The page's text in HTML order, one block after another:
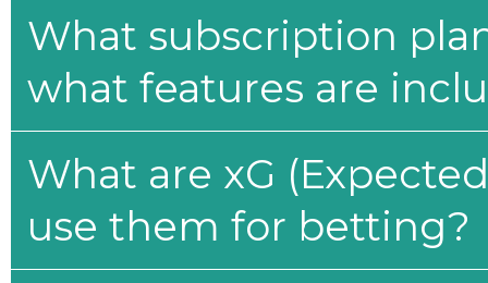
What subscription
what features are
What are xG
use them for betting?